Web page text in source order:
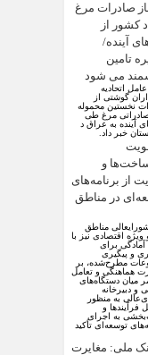
صادرات مرغ
کشور از
آینده/
تامین
می شود
اتحادیه
گوشتی از
نخستین محموله
مرغ طی
آینده به عراق د
خبر داد.
و
از برنامه‌های
در مناطق
مناطق
ویژه اقتصادی نیز با
آمادگی برای
و پیگیری
مطرح‌شده، بر
هماهنگی و تعامل
میان دستگاه‌های
و دبیرخانه
به منظور
فرآیند‌ها و
به اجرای
توسعه‌ای تأکید
ملی: مغایرت